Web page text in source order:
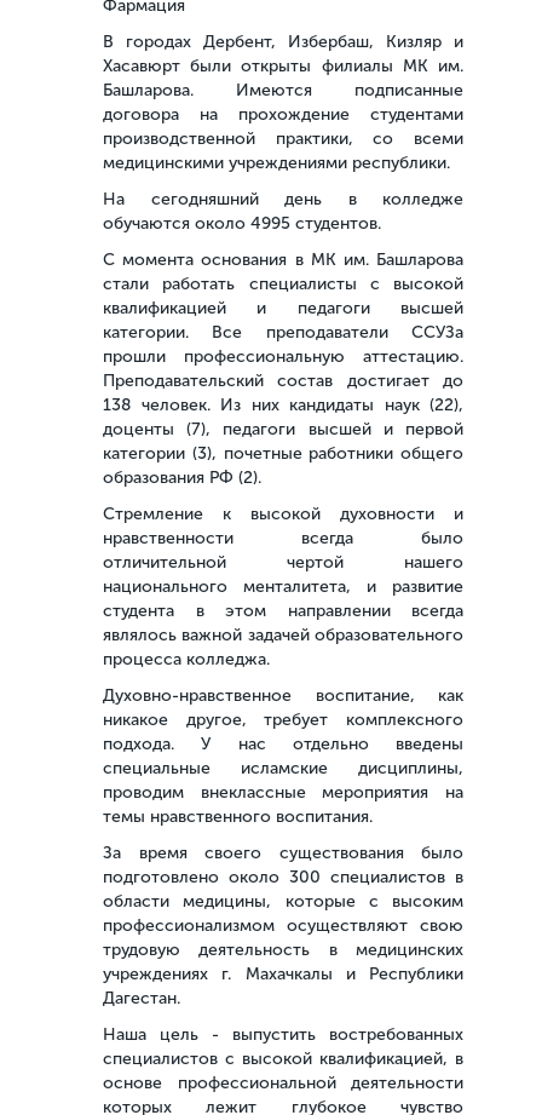
Фармация
В городах Дербент, Избербаш, Кизляр и
Хасавюрт были открыты филиалы МК им.
Башларова. Имеются подписанные
договора на прохождение студентами
производственной практики, со всеми
медицинскими учреждениями республики.
На сегодняшний день в колледже
обучаются около 4995 студентов.
С момента основания в МК им. Башларова
стали работать специалисты с высокой
квалификацией и педагоги высшей
категории. Все преподаватели ССУЗа
прошли профессиональную аттестацию.
Преподавательский состав достигает до
138 человек. Из них кандидаты наук (22),
доценты (7), педагоги высшей и первой
категории (3), почетные работники общего
образования РФ (2).
Стремление к высокой духовности и
нравственности всегда было
отличительной чертой нашего
национального менталитета, и развитие
студента в этом направлении всегда
являлось важной задачей образовательного
процесса колледжа.
Духовно-нравственное воспитание, как
никакое другое, требует комплексного
подхода. У нас отдельно введены
специальные исламские дисциплины,
проводим внеклассные мероприятия на
темы нравственного воспитания.
За время своего существования было
подготовлено около 300 специалистов в
области медицины, которые с высоким
профессионализмом осуществляют свою
трудовую деятельность в медицинских
учреждениях г. Махачкалы и Республики
Дагестан.
Наша цель - выпустить востребованных
специалистов с высокой квалификацией, в
основе профессиональной деятельности
которых лежит глубокое чувство